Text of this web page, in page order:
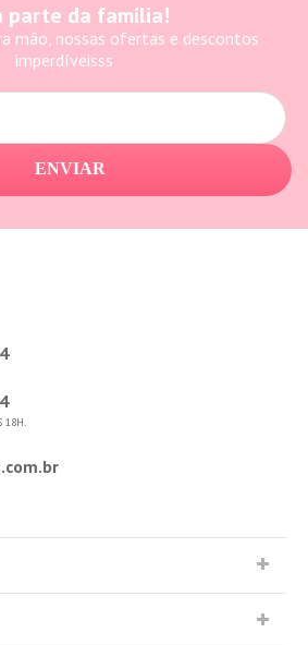
parte da família!
mão, nossas ofertas e descontos
imperdíveisss
ENVIAR
18H.